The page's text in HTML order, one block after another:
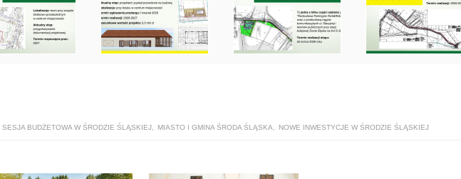
SESJA BUDŻETOWA W ŚRODZIE ŚLĄSKIEJ MIASTO I GMINA ŚRODA ŚLĄSKA NOWE INWESTYCJE W ŚRODZIE ŚLĄSKIEJ